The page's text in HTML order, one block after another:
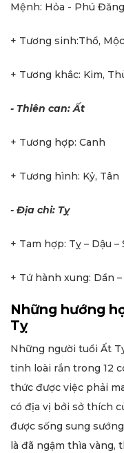
Mệnh: Hỏa - Phú
+ Tương sinh:Thổ, Mộc
+ Tương khắc: Kim,
- Thiên can: Ất
+ Tương hợp: Canh
+ Tương hình: Kỷ, Tân
- Địa chi: Tỵ
+ Tam hợp: Tỵ – Dậu –
+ Tứ hành xung: Dần
Những hướng
Tỵ
Những người tuổi Ất
tinh loài rắn trong 12
thức được việc phải
có địa vị bởi sở thích
được sống sung
là đã ngậm thìa vàng,